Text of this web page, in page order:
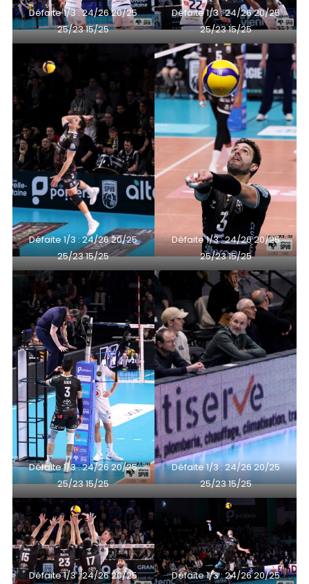
Défaite 1/3 : 24/26 20/25
25/23 15/25
Défaite 1/3 : 24/26 20/25
25/23 15/25
Défaite 1/3 : 24/26 20/25
25/23 15/25
Défaite 1/3 : 24/26 20/25
25/23 15/25
Défaite 1/3 : 24/26 20/25
25/23 15/25
Défaite 1/3 : 24/26 20/25
25/23 15/25
Défaite 1/3 : 24/26 20/25
Défaite 1/3 : 24/26 20/25